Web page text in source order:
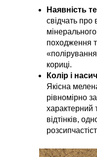
Наявність
свідчать про
походження
кориці.
Колір і
Якісна
рівномірно
характерний
відтінків,